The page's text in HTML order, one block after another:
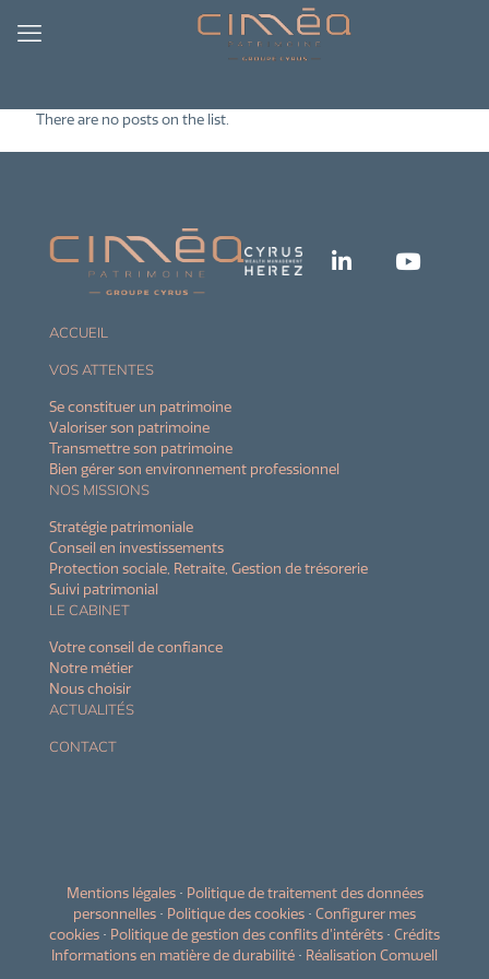
There are no posts on the list.
ACCUEIL
VOS ATTENTES
Se constituer un patrimoine
Valoriser son patrimoine
Transmettre son patrimoine
Bien gérer son environnement professionnel
NOS MISSIONS
Stratégie patrimoniale
Conseil en investissements
Protection sociale, Retraite, Gestion de trésorerie
Suivi patrimonial
LE CABINET
Votre conseil de confiance
Notre métier
Nous choisir
ACTUALITÉS
CONTACT
Mentions légales• Politique de traitement des données
personnelles • Politique des cookies • Configurer mes
cookies • Politique de gestion des conflits d’intérêts • Crédits
Informations en matière de durabilité • Réalisation Comwell